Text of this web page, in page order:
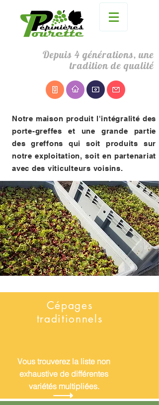
Depuis 4 générations, une
tradition de qualité
Notre maison produit l'intégralité des
porte-greffes et une grande partie
des greffons qui soit produits sur
notre exploitation, soit en partenariat
avec des viticulteurs voisins.
Cépages
traditionnels
Vous trouverez la liste non
exhaustive de différentes
variétés multipliées.